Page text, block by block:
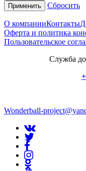
Применить
Сбросить
О компанииКонтакты
Оферта и политика
Пользовательское
Служба
Wonderball-